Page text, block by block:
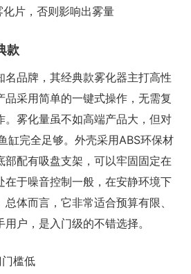
片，否则影响出雾量
款
名品牌，其经典款雾化器主打高性
品采用简单的一键式操作，无需复
。雾化量虽不如高端产品大，但对
缸完全足够。外壳采用ABS环保材
部配有吸盘支架，可以牢固固定在
在于噪音控制一般，在安静环境下
体而言，它非常适合预算有限、
户，是入门级的不错选择。
槛低